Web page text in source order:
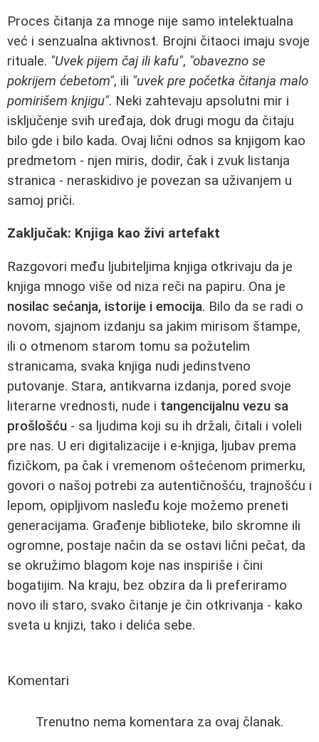
Proces čitanja za mnoge nije samo intelektualna
već i senzualna aktivnost. Brojni čitaoci imaju svoje
rituale. "Uvek pijem čaj ili kafu", "obavezno se
pokrijem ćebetom", ili "uvek pre početka čitanja malo
pomirišem knjigu". Neki zahtevaju apsolutni mir i
isključenje svih uređaja, dok drugi mogu da čitaju
bilo gde i bilo kada. Ovaj lični odnos sa knjigom kao
predmetom - njen miris, dodir, čak i zvuk listanja
stranica - neraskidivo je povezan sa uživanjem u
samoj priči.
Zaključak: Knjiga kao živi artefakt
Razgovori među ljubiteljima knjiga otkrivaju da je
knjiga mnogo više od niza reči na papiru. Ona je
nosilac sećanja, istorije i emocija. Bilo da se radi o
novom, sjajnom izdanju sa jakim mirisom štampe,
ili o otmenom starom tomu sa požutelim
stranicama, svaka knjiga nudi jedinstveno
putovanje. Stara, antikvarna izdanja, pored svoje
literarne vrednosti, nude i tangencijalnu vezu sa
prošlošću - sa ljudima koji su ih držali, čitali i voleli
pre nas. U eri digitalizacije i e-knjiga, ljubav prema
fizičkom, pa čak i vremenom oštećenom primerku,
govori o našoj potrebi za autentičnošću, trajnošću i
lepom, opipljivom nasleđu koje možemo preneti
generacijama. Građenje biblioteke, bilo skromne ili
ogromne, postaje način da se ostavi lični pečat, da
se okružimo blagom koje nas inspiriše i čini
bogatijim. Na kraju, bez obzira da li preferiramo
novo ili staro, svako čitanje je čin otkrivanja - kako
sveta u knjizi, tako i delića sebe.
Komentari
Trenutno nema komentara za ovaj članak.